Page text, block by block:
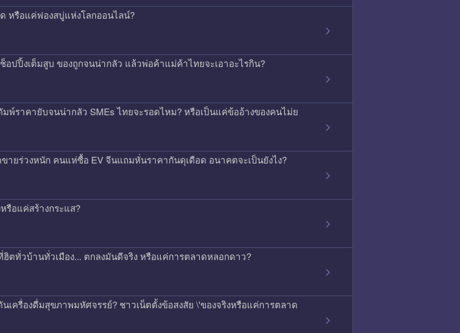
หรือแค่ฟองสบู่แห่งโลกออนไลน์?
อปปิ้งเต็มสูบ ของถูกจนน่ากลัว แล้วพ่อค้าแม่ค้าไทยจะเอาอะไรกิน?
พ์ราคายับจนน่ากลัว SMEs ไทยจะรอดไหม? หรือเป็นแค่ข้ออ้างของคนไม่ย
ายร่วงหนัก คนแห่ซื้อ EV จีนแถมหั่นราคากันดุเดือด อนาคตจะเป็นยังไง?
รือแค่สร้างกระแส?
ฮิตทั่วบ้านทั่วเมือง... ตกลงมันดีจริง หรือแค่การตลาดหลอกดาว?
เครื่องดื่มสุขภาพมหัศจรรย์? ชาวเน็ตตั้งข้อสงสัย \'ของจริงหรือแค่การตลาด